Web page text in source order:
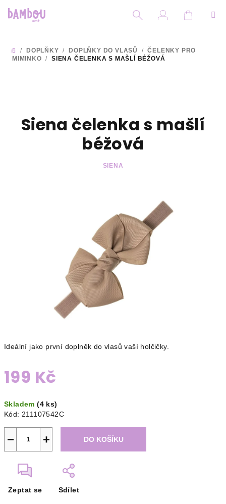
DOMŮ
/ DOPLŇKY / DOPLŇKY DO VLASŮ / ČELENKY PRO
MIMINKO
/ SIENA ČELENKA S MAŠLÍ BÉŽOVÁ
Ideální jako první doplněk do vlasů vaší holčičky.
199 Kč
cena:
Skladem(4 ks)
Kód: 211107542C
+
− DO KOŠÍKU
Zeptat se Sdílet
Siena čelenka s mašlí
béžová
SIENA